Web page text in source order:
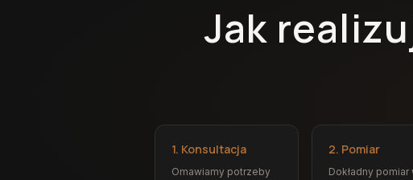
Jak
1. Konsultacja
Omawiamy potrzeby
2. Pomiar
Dokładny pomiar